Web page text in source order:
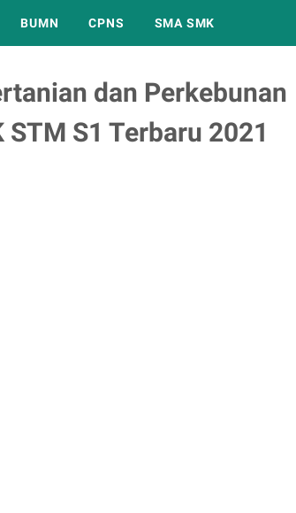
BUMN CPNS SMA SMK
dan Perkebunan
S1 Terbaru 2021